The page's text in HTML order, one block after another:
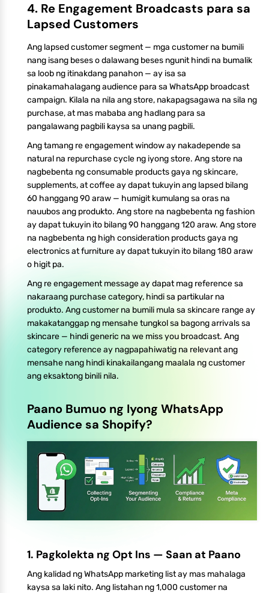
4. Re Engagement Broadcasts para sa
Lapsed Customers
Ang lapsed customer segment — mga customer na bumili
nang isang beses o dalawang beses ngunit hindi na bumalik
sa loob ng itinakdang panahon — ay isa sa
pinakamahalagang audience para sa WhatsApp broadcast
campaign. Kilala na nila ang store, nakapagsagawa na sila ng
purchase, at mas mababa ang hadlang para sa
pangalawang pagbili kaysa sa unang pagbili.
Ang tamang re engagement window ay nakadepende sa
natural na repurchase cycle ng iyong store. Ang store na
nagbebenta ng consumable products gaya ng skincare,
supplements, at coffee ay dapat tukuyin ang lapsed bilang
60 hanggang 90 araw — humigit kumulang sa oras na
nauubos ang produkto. Ang store na nagbebenta ng fashion
ay dapat tukuyin ito bilang 90 hanggang 120 araw. Ang store
na nagbebenta ng high consideration products gaya ng
electronics at furniture ay dapat tukuyin ito bilang 180 araw
o higit pa.
Ang re engagement message ay dapat mag reference sa
nakaraang purchase category, hindi sa partikular na
produkto. Ang customer na bumili mula sa skincare range ay
makakatanggap ng mensahe tungkol sa bagong arrivals sa
skincare — hindi generic na we miss you broadcast. Ang
category reference ay nagpapahiwatig na relevant ang
mensahe nang hindi kinakailangang maalala ng customer
ang eksaktong binili nila.
Paano Bumuo ng Iyong WhatsApp
Audience sa Shopify?
1. Pagkolekta ng Opt Ins — Saan at Paano
Ang kalidad ng WhatsApp marketing list ay mas mahalaga
kaysa sa laki nito. Ang listahan ng 1,000 customer na